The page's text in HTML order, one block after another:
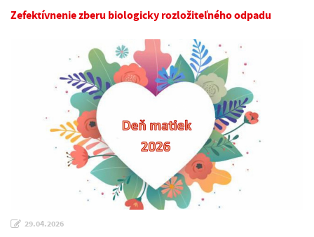
Zefektívnenie zberu biologicky rozložiteľného odpadu
29.04.2026